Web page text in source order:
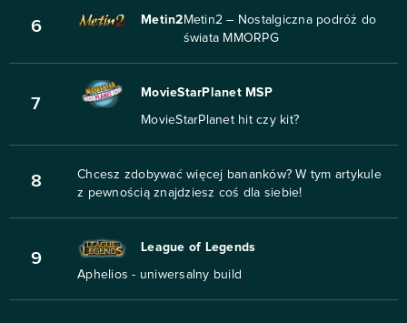
6 Metin2 Metin2 – Nostalgiczna podróż do
świata MMORPG
7
MovieStarPlanet MSP
MovieStarPlanet hit czy kit?
8
Chcesz zdobywać więcej bananków? W tym artykule
z pewnością znajdziesz coś dla siebie!
9
League of Legends
Aphelios - uniwersalny build